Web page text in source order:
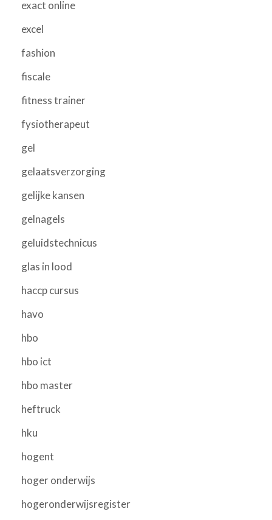
exact online
excel
fashion
fiscale
fitness trainer
fysiotherapeut
gel
gelaatsverzorging
gelijke kansen
gelnagels
geluidstechnicus
glas in lood
haccp cursus
havo
hbo
hbo ict
hbo master
heftruck
hku
hogent
hoger onderwijs
hogeronderwijsregister